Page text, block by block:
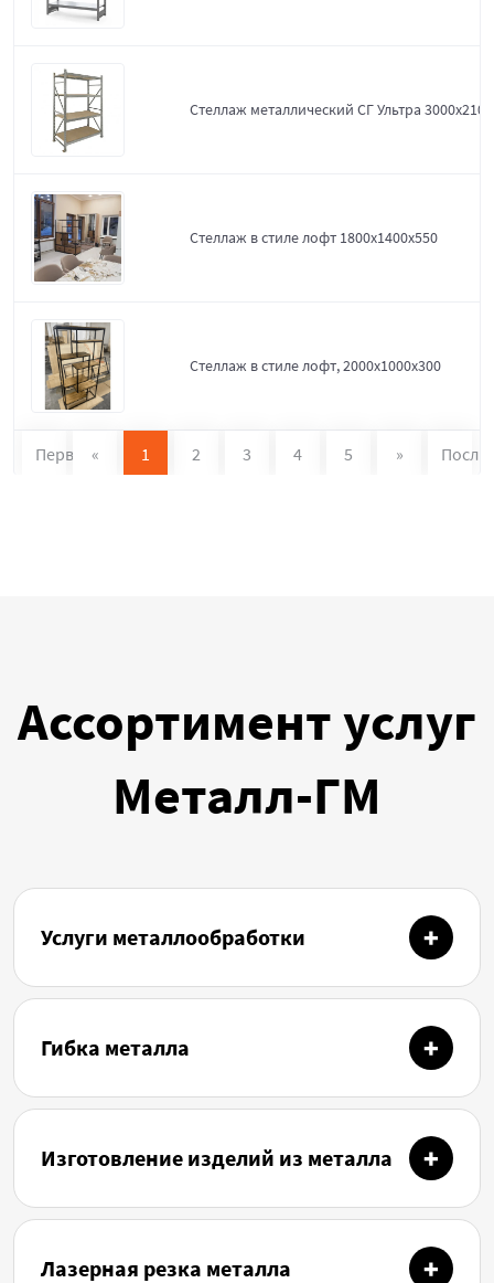
Стеллаж металлический СГ Ультра
Стеллаж в стиле лофт 1800х1400х550
Стеллаж в стиле лофт, 2000х1000х300
Первая « 1 2 3 4 5 »
Ассортимент услуг
Металл-ГМ
Услуги металлообработки
Гибка металла
Изготовление изделий из металла
Лазерная резка металла